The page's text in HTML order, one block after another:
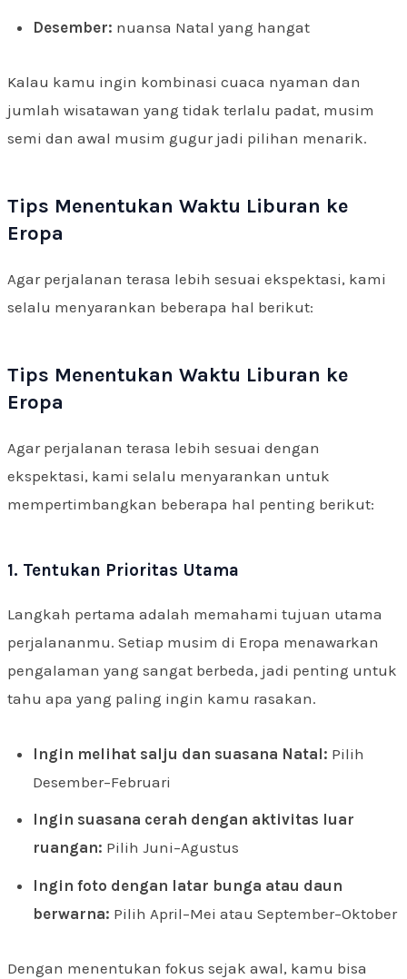
Desember: nuansa Natal yang hangat
Kalau kamu ingin kombinasi cuaca nyaman dan
jumlah wisatawan yang tidak terlalu padat, musim
semi dan awal musim gugur jadi pilihan menarik.
Tips Menentukan Waktu Liburan ke
Eropa
Agar perjalanan terasa lebih sesuai ekspektasi, kami
selalu menyarankan beberapa hal berikut:
Tips Menentukan Waktu Liburan ke
Eropa
Agar perjalanan terasa lebih sesuai dengan
ekspektasi, kami selalu menyarankan untuk
mempertimbangkan beberapa hal penting berikut:
1. Tentukan Prioritas Utama
Langkah pertama adalah memahami tujuan utama
perjalananmu. Setiap musim di Eropa menawarkan
pengalaman yang sangat berbeda, jadi penting untuk
tahu apa yang paling ingin kamu rasakan.
Ingin melihat salju dan suasana Natal: Pilih
Desember–Februari
Ingin suasana cerah dengan aktivitas luar
ruangan: Pilih Juni–Agustus
Ingin foto dengan latar bunga atau daun
berwarna: Pilih April–Mei atau September–Oktober
Dengan menentukan fokus sejak awal, kamu bisa